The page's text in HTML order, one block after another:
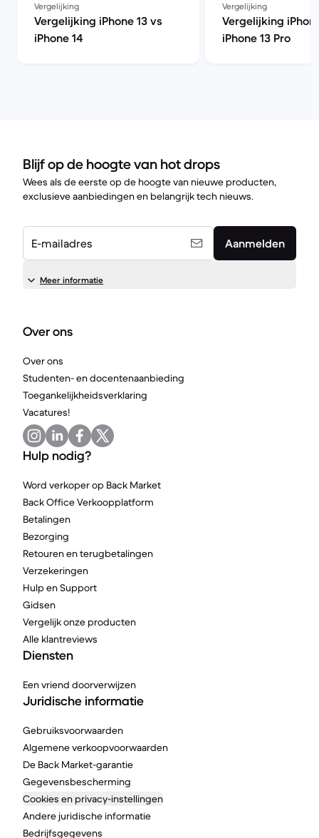
Vergelijking
Vergelijking iPhone 13 vs
iPhone 14
Vergelijking
Vergelijking
iPhone 13 Pro
Blijf op de hoogte van hot drops
Wees als de eerste op de hoogte van nieuwe producten,
exclusieve aanbiedingen en belangrijk tech nieuws.
E-mailadres Aanmelden
Meer informatie
Over ons
Over ons
Studenten- en docentenaanbieding
Toegankelijkheidsverklaring
Vacatures!
Hulp nodig?
Word verkoper op Back Market
Back Office Verkoopplatform
Betalingen
Bezorging
Retouren en terugbetalingen
Verzekeringen
Hulp en Support
Gidsen
Vergelijk onze producten
Alle klantreviews
Diensten
Een vriend doorverwijzen
Juridische informatie
Gebruiksvoorwaarden
Algemene verkoopvoorwaarden
De Back Market-garantie
Gegevensbescherming
Cookies en privacy-instellingen
Andere juridische informatie
Bedrijfsgegevens